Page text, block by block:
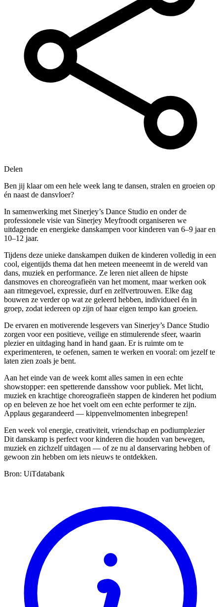
Delen
Ben jij klaar om een hele week lang te dansen, stralen en groeien op
én naast de dansvloer?
In samenwerking met Sinerjey’s Dance Studio en onder de
professionele visie van Sinerjey Meyfroodt organiseren we
uitdagende en energieke danskampen voor kinderen van 6–9 jaar en
10–12 jaar.
Tijdens deze unieke danskampen duiken de kinderen volledig in een
cool, eigentijds thema dat hen meteen meeneemt in de wereld van
dans, muziek en performance. Ze leren niet alleen de hipste
dansmoves en choreografieën van het moment, maar werken ook
aan ritmegevoel, expressie, durf en zelfvertrouwen. Elke dag
bouwen ze verder op wat ze geleerd hebben, individueel én in
groep, zodat iedereen op zijn of haar eigen tempo kan groeien.
De ervaren en motiverende lesgevers van Sinerjey’s Dance Studio
zorgen voor een positieve, veilige en stimulerende sfeer, waarin
plezier en uitdaging hand in hand gaan. Er is ruimte om te
experimenteren, te oefenen, samen te werken en vooral: om jezelf te
laten zien zoals je bent.
Aan het einde van de week komt alles samen in een echte
showstopper: een spetterende dansshow voor publiek. Met licht,
muziek en krachtige choreografieën stappen de kinderen het podium
op en beleven ze hoe het voelt om een echte performer te zijn.
Applaus gegarandeerd — kippenvelmomenten inbegrepen!
Een week vol energie, creativiteit, vriendschap en podiumplezier
Dit danskamp is perfect voor kinderen die houden van bewegen,
muziek en zichzelf uitdagen — of ze nu al danservaring hebben of
gewoon zin hebben om iets nieuws te ontdekken.
Bron: UiTdatabank